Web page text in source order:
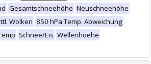
Gesamtschneehöhe Neuschneehöhe
Wolken 850 hPa Temp. Abweichung
Schnee/Eis Wellenhoehe